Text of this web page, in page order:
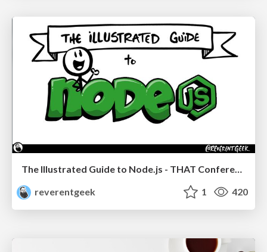
The Illustrated Guide to Node.js - THAT Conference 2024
reverentgeek
1 420